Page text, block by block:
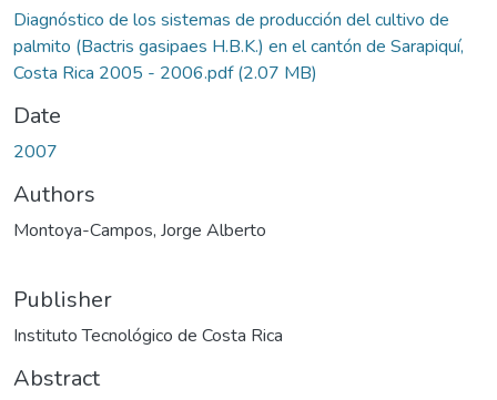
Diagnóstico de los sistemas de producción del cultivo de
palmito (Bactris gasipaes H.B.K.) en el cantón de Sarapiquí,
Costa Rica 2005 - 2006.pdf(2.07 MB)
Date
2007
Authors
Montoya-Campos, Jorge Alberto
Publisher
Instituto Tecnológico de Costa Rica
Abstract